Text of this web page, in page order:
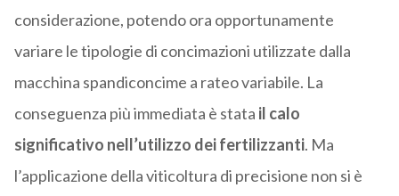
considerazione, potendo ora opportunamente
variare le tipologie di concimazioni utilizzate dalla
macchina spandiconcime a rateo variabile. La
conseguenza più immediata è stata il calo
significativo nell’utilizzo dei fertilizzanti. Ma
l’applicazione della viticoltura di precisione non si è